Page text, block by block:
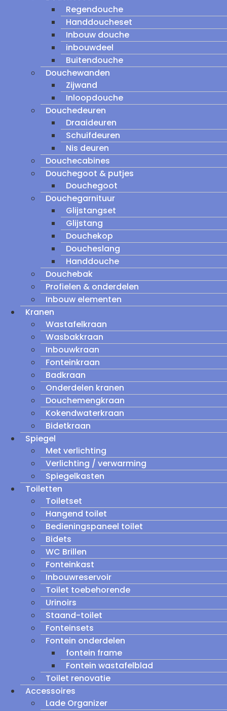
Regendouche
Handdoucheset
Inbouw douche
inbouwdeel
Buitendouche
Douchewanden
Zijwand
Inloopdouche
Douchedeuren
Draaideuren
Schuifdeuren
Nis deuren
Douchecabines
Douchegoot & putjes
Douchegoot
Douchegarnituur
Glijstangset
Glijstang
Douchekop
Doucheslang
Handdouche
Douchebak
Profielen & onderdelen
Inbouw elementen
Kranen
Wastafelkraan
Wasbakkraan
Inbouwkraan
Fonteinkraan
Badkraan
Onderdelen kranen
Douchemengkraan
Kokendwaterkraan
Bidetkraan
Spiegel
Met verlichting
Verlichting / verwarming
Spiegelkasten
Toiletten
Toiletset
Hangend toilet
Bedieningspaneel toilet
Bidets
WC Brillen
Fonteinkast
Inbouwreservoir
Toilet toebehorende
Urinoirs
Staand-toilet
Fonteinsets
Fontein onderdelen
fontein frame
Fontein wastafelblad
Toilet renovatie
Accessoires
Lade Organizer